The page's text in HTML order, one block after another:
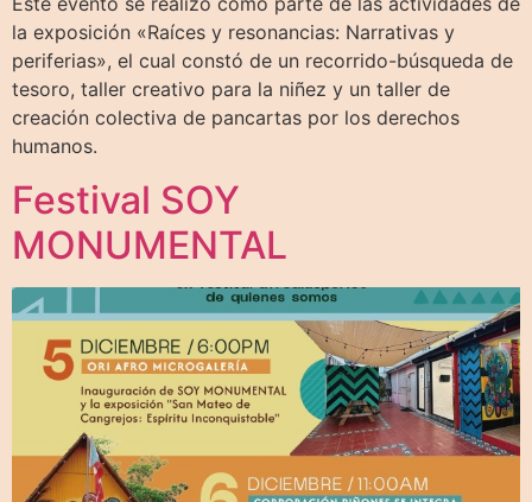
la exposición «Raíces y resonancias: Narrativas y
periferias», el cual constó de un recorrido-búsqueda de
tesoro, taller creativo para la niñez y un taller de
creación colectiva de pancartas por los derechos
humanos.
Festival SOY
MONUMENTAL